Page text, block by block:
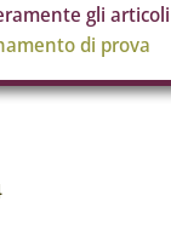
gli
di prova